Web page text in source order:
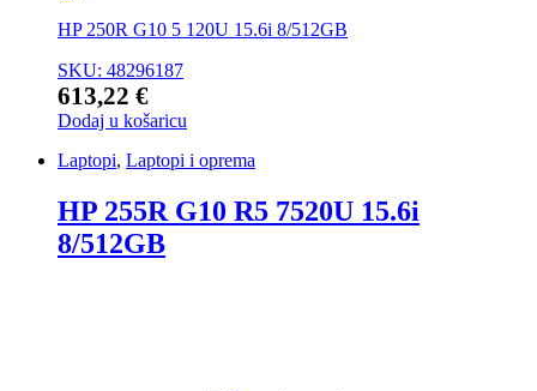
HP 250R G10 5 120U 15.6i 8/512GB
SKU: 48296187
613,22 €
Dodaj u košaricu
Laptopi, Laptopi i oprema
HP 255R G10 R5 7520U 15.6i
8/512GB